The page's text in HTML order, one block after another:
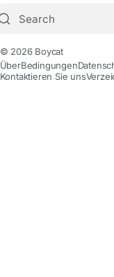
© 2026 Boycat
ÜberBedingungen
Kontaktieren Sie uns